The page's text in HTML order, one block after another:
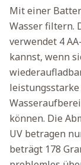
Mit einer
Wasser filtern.
verwendet 4
kannst, wenn
können. Die
UV betragen
beträgt 178